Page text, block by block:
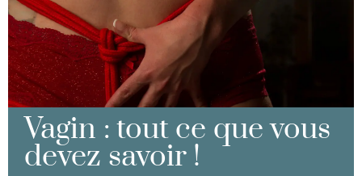
Vagin : tout ce que vous
devez savoir !